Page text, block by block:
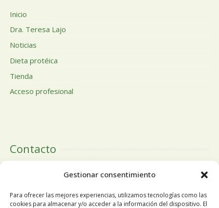
Gestionar consentimiento
Para ofrecer las mejores experiencias, utilizamos tecnologías como las
cookies para almacenar y/o acceder a la información del dispositivo. El
Inicio
Dra. Teresa Lajo
Noticias
Dieta protéica
Tienda
Acceso profesional
Contacto
Calle Doctor Calero, 19 Centro Comercial El Tutti 1ª Planta,